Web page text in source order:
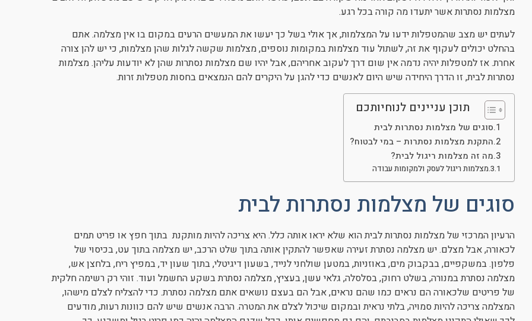
מצלמות נסתרות אשר יתעדו מה קורה בכל רגע.
לעתים יש מצב שהמטפלות ידעו על המצלמות, אך אולי בשל כך יעשו את המעשים הרעים במקום בו אין מצלמה. אתם
בהחלט יכולים לעקוף את זה, לשתול עוד מצלמות במקומות נוספים, מצלמות שקשה לגלות שהן מצלמות, כי יש להן צורה
אחרת. אז למטפלות יהיה נדמה אין שום דרך לעקוב אחריהם, אבל יהיו שם מצלמות נסתרות שהן לא יודעות עליהן. מצלמות
נסתרות לבית, זו הדרך היחידה שיש היום לאנשים כדי להגן על היקרים להם הנמצאים בחסות מטפלות זרות.
תוכן עניינים לנוחיותכם
סוגים של מצלמות נסתרות לבית
התקנת מצלמות נסתרות – במי לבטוח?
מה זה מצלמות ריגול לבית?
מצלמות ריגול לעסק ולמקומות עבודה
סוגים של מצלמות נסתרות לבית
הרעיון המרכזי של מצלמות נסתרות לבית הוא שלא יראו אותה כלל. היא צריכה להיות מותקנת בתוך חפץ או פריט תמים
לכאורה, אבל מצלם. יש מצלמה נסתרת זעירה שאפשר להתקין אותה בתוך שלט הרכב, יש מצלמה בתוך עט, בכיסוי של
פלפון. במשקפיים, בבקבוק מים, באוזניות, במטען שולחני לנייד, בשעון דיגיטלי, בתוך שעון יד, במפיץ ריח, בלחצן אש,
מצלמה נסתרת במנורה, בשלט רחוק, בסלסלה, גלאי עשן, בעציץ, מצלמה נסתרת בשקע החשמל ועוד. זוהי רק רשימה חלקית
של פריטים שלכאורה הם נראים כמו שהם נראים, אבל הם בעצם נושאים אתם מצלמה נסתרת. כדי להצליח לצלם מישהו,
המצלמה צריכה להיות סמויה, בלתי נראית ובמקום שיכול לצלם את המטרה. הרבה אנשים שיש להם כוונות רעות, מודעים